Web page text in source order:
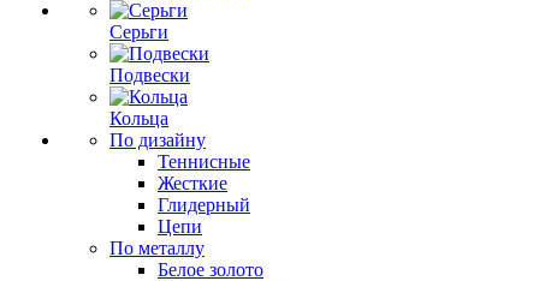
Серьги
Подвески
Кольца
По дизайну
Теннисные
Жесткие
Глидерный
Цепи
По металлу
Белое золото